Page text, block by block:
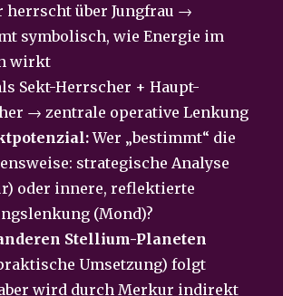
herrscht über Jungfrau →
symbolisch, wie Energie im
wirkt
Sekt-Herrscher + Haupt-
→ zentrale operative Lenkung
Wer „bestimmt“ die
strategische Analyse
oder innere, reflektierte
(Mond)?
Stellium-Planeten
Umsetzung) folgt
wird durch Merkur indirekt